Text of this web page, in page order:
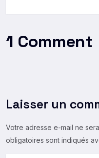
1 Comment
Votre adresse e-mail ne
obligatoires sont indiqués